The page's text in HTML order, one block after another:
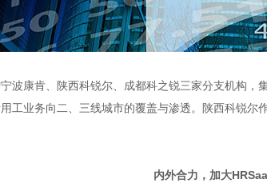
波康肯、陕西科锐尔、成都科之锐三家分支机构
工业务向二、三线城市的覆盖与渗透。陕西科锐
内外合力，加大